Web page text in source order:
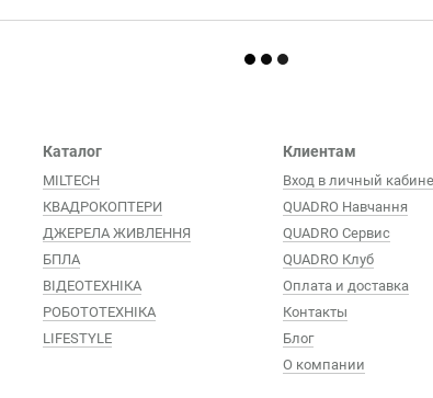
Каталог
MILTECH
КВАДРОКОПТЕРИ
ДЖЕРЕЛА ЖИВЛЕННЯ
БПЛА
ВІДЕОТЕХНІКА
РОБОТОТЕХНІКА
LIFESTYLE
Клиентам
Вход в личный
QUADRO Навчання
QUADRO Сервис
QUADRO Клуб
Оплата и доставка
Контакты
Блог
О компании